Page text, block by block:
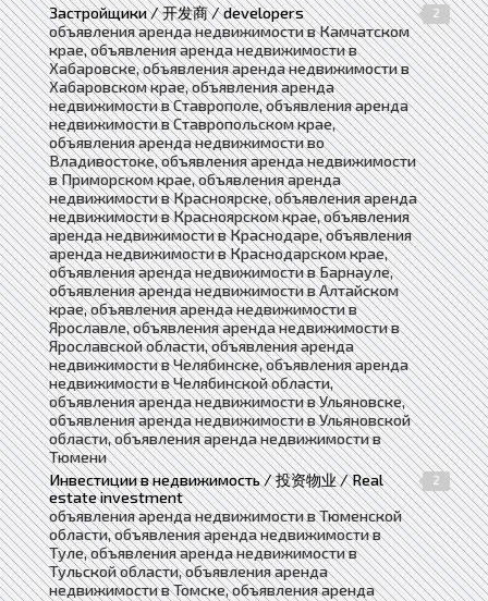
Застройщики / 开发商 / developers
2
объявления аренда недвижимости в Камчатском
крае, объявления аренда недвижимости в
Хабаровске, объявления аренда недвижимости в
Хабаровском крае, объявления аренда
недвижимости в Ставрополе, объявления аренда
недвижимости в Ставропольском крае,
объявления аренда недвижимости во
Владивостоке, объявления аренда недвижимости
в Приморском крае, объявления аренда
недвижимости в Красноярске, объявления аренда
недвижимости в Красноярском крае, объявления
аренда недвижимости в Краснодаре, объявления
аренда недвижимости в Краснодарском крае,
объявления аренда недвижимости в Барнауле,
объявления аренда недвижимости в Алтайском
крае, объявления аренда недвижимости в
Ярославле, объявления аренда недвижимости в
Ярославской области, объявления аренда
недвижимости в Челябинске, объявления аренда
недвижимости в Челябинской области,
объявления аренда недвижимости в Ульяновске,
объявления аренда недвижимости в Ульяновской
области, объявления аренда недвижимости в
Тюмени
Инвестиции в недвижимость / 投资物业 / Real
estate investment
2
объявления аренда недвижимости в Тюменской
области, объявления аренда недвижимости в
Туле, объявления аренда недвижимости в
Тульской области, объявления аренда
недвижимости в Томске, объявления аренда